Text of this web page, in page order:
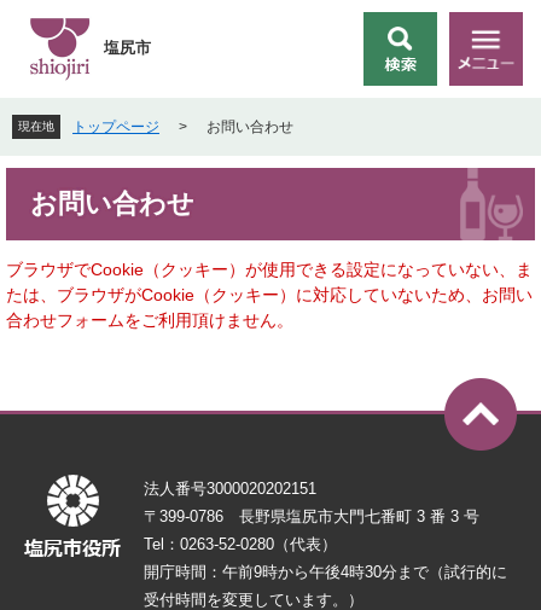
先
頭
で
を
飛
ば
本
文
へ
索
メ
ニ
塩尻市
現在地 トップページ > お問い合わせ
お問い合わせ
ブラウザでCookie（クッキー）が使用できる設定になっていない、ま
たは、ブラウザがCookie（クッキー）に対応していないため、お問い
合わせフォームをご利用頂けません。
法人番号3000020202151
〒399-0786 長野県塩尻市大門七番町 3 番 3 号
Tel：0263-52-0280（代表）
開庁時間：午前9時から午後4時30分まで（試行的に
受付時間を変更しています。）